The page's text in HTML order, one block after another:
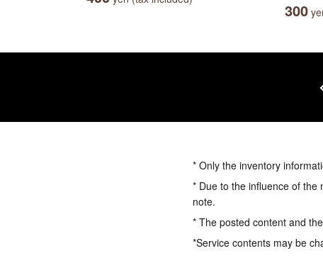
300
* Only the inventory
* Due to the influence of the
note.
* The posted content and
*Service contents may be